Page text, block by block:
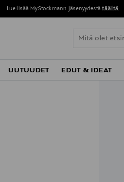
Perustoimitus 0 € yli 120 euron ostoksista!
UUTUUDET EDUT & IDEAT